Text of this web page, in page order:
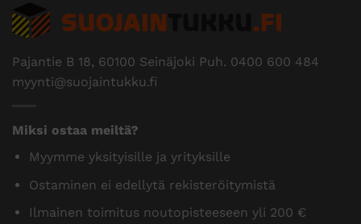
Pajantie B 18, 60100 Seinäjoki Puh. 0400 600 484
myynti@suojaintukku.fi
Miksi ostaa meiltä?
Myymme yksityisille ja yrityksille
Ostaminen ei edellytä rekisteröitymistä
Ilmainen toimitus noutopisteeseen yli 200 €